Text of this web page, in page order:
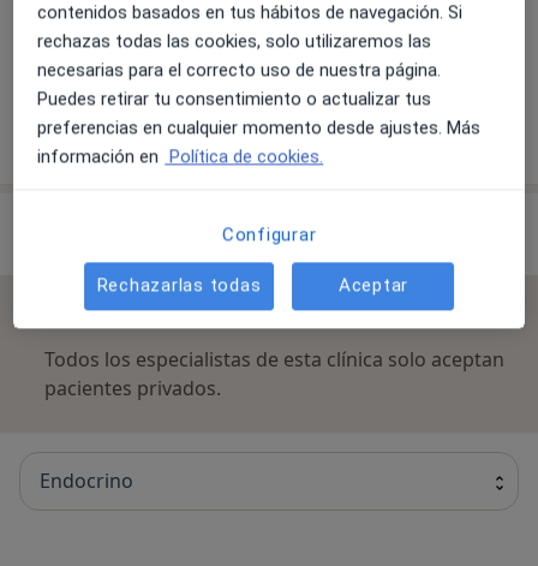
Consulta online
¿Cómo funcionan los precios?
Especialistas & aseguradoras
No se aceptan aseguradoras
Todos los especialistas de esta clínica solo aceptan
pacientes privados.
Endocrino
contenidos basados en tus hábitos de navegación. Si
rechazas todas las cookies, solo utilizaremos las
necesarias para el correcto uso de nuestra página.
Puedes retirar tu consentimiento o actualizar tus
preferencias en cualquier momento desde ajustes. Más
información en Política de cookies.
Configurar
Rechazarlas todas Aceptar